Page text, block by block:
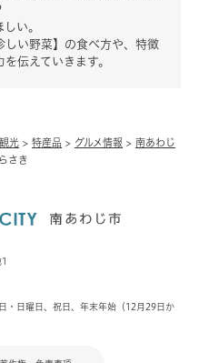
観光 > 特産品 > グルメ情報 > 南あわじ
さき
い。
しい野菜】の食べ方や、特徴
伝えていきます。
・日曜日、祝日、年末年始（12月29日か